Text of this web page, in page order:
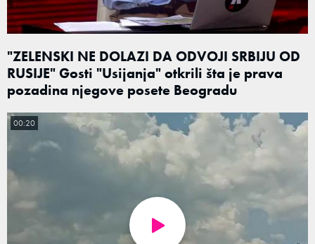
"ZELENSKI NE DOLAZI DA ODVOJI SRBIJU OD
RUSIJE" Gosti "Usijanja" otkrili šta je prava
pozadina njegove posete Beogradu
00:20